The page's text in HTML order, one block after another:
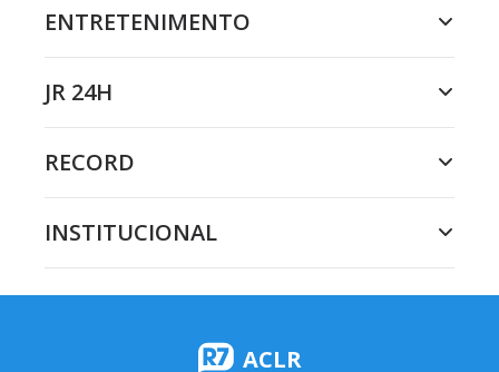
ENTRETENIMENTO
JR 24H
RECORD
INSTITUCIONAL
ACLR